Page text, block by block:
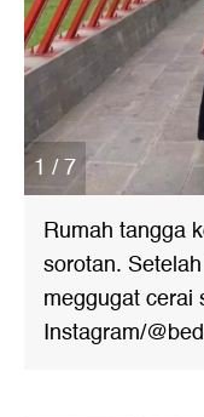
1 / 7
Rumah tangga
sorotan.
meggugat cerai
Instagram/